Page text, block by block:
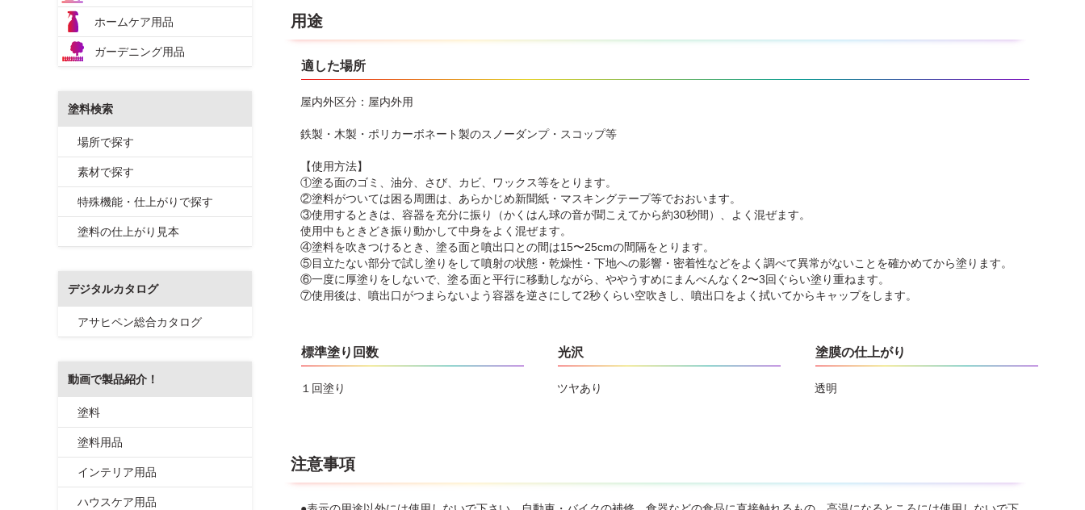
用途
適した場所
屋内外区分：屋内外用
鉄製・木製・ポリカーボネート製のスノーダンプ・スコップ等
【使用方法】
①塗る面のゴミ、油分、さび、カビ、ワックス等をとります。
②塗料がついては困る周囲は、あらかじめ新聞紙・マスキングテープ等でおおいます。
③使用するときは、容器を充分に振り（かくはん球の音が聞こえてから約30秒間）、よく混ぜます。
使用中もときどき振り動かして中身をよく混ぜます。
④塗料を吹きつけるとき、塗る面と噴出口との間は15〜25cmの間隔をとります。
⑤目立たない部分で試し塗りをして噴射の状態・乾燥性・下地への影響・密着性などをよく調べて異常がないことを確かめてから塗ります。
⑥一度に厚塗りをしないで、塗る面と平行に移動しながら、ややうすめにまんべんなく2〜3回ぐらい塗り重ねます。
⑦使用後は、噴出口がつまらないよう容器を逆さにして2秒くらい空吹きし、噴出口をよく拭いてからキャップをします。
標準塗り回数
１回塗り
光沢
ツヤあり
塗膜の仕上がり
透明
注意事項
ホームケア用品
ガーデニング用品
塗料検索
場所で探す
素材で探す
特殊機能・仕上がりで探す
塗料の仕上がり見本
デジタルカタログ
アサヒペン総合カタログ
動画で製品紹介！
塗料
塗料用品
インテリア用品
ハウスケア用品